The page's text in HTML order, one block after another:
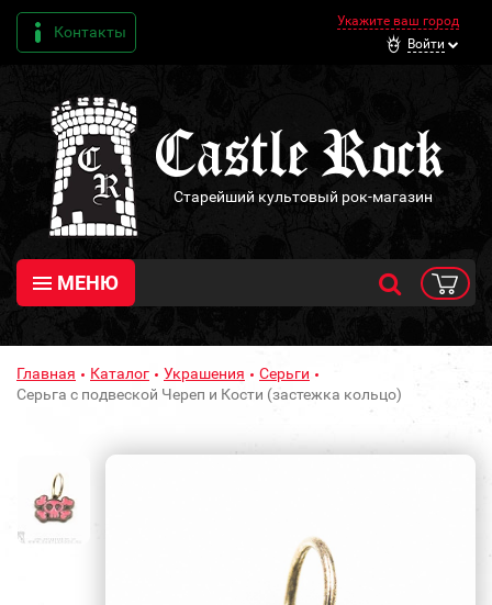
Контакты
Укажите ваш город
Войти
Старейший культовый рок-магазин
МЕНЮ
Главная Каталог Украшения
Серьги
Серьга с подвеской Череп и Кости (застежка кольцо)